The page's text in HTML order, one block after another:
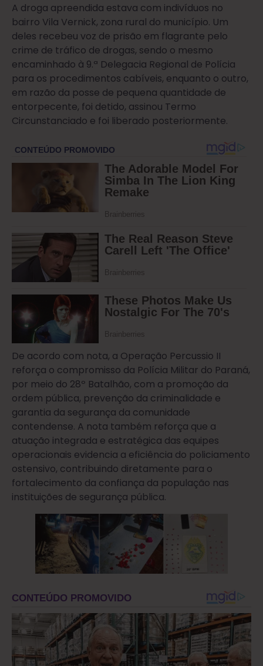
A droga apreendida estava com indivíduos no
bairro Vila Vernick, zona rural do município. Um
deles recebeu voz de prisão em flagrante pelo
crime de tráfico de drogas, sendo o mesmo
encaminhado à 9.ª Delegacia Regional de Polícia
para os procedimentos cabíveis, enquanto o outro,
em razão da posse de pequena quantidade de
entorpecente, foi detido, assinou Termo
Circunstanciado e foi liberado posteriormente.
De acordo com nota, a Operação Percussio II
reforça o compromisso da Polícia Militar do Paraná,
por meio do 28º Batalhão, com a promoção da
ordem pública, prevenção da criminalidade e
garantia da segurança da comunidade
contendense. A nota também reforça que a
atuação integrada e estratégica das equipes
operacionais evidencia a eficiência do policiamento
ostensivo, contribuindo diretamente para o
fortalecimento da confiança da população nas
instituições de segurança pública.